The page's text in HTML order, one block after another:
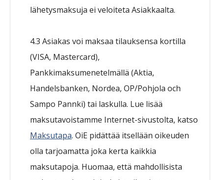
lähetysmaksuja ei veloiteta Asiakkaalta.
4.3 Asiakas voi maksaa tilauksensa kortilla
(VISA, Mastercard),
Pankkimaksumenetelmällä (Aktia,
Handelsbanken, Nordea, OP/Pohjola och
Sampo Pannki) tai laskulla. Lue lisää
maksutavoistamme Internet-sivustolta, katso
Maksutapa. OiE pidättää itsellään oikeuden
olla tarjoamatta joka kerta kaikkia
maksutapoja. Huomaa, että mahdollisista